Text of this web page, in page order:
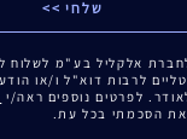
אלקליל בע"מ לשלוח
לפרטים נוספים ראה/י
את הסכמתי בכל עת.